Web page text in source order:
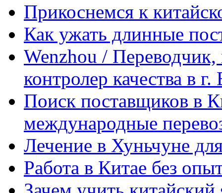
Прикоснемся к
Как ужать длинные
Wenzhou / Переводчик,
контролер качества в
Поиск поставщиков в
международные
Лечение в Хуньчуне
Работа в Китае без